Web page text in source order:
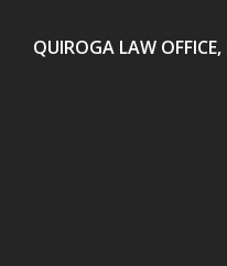
QUIROGA LAW OFFICE,